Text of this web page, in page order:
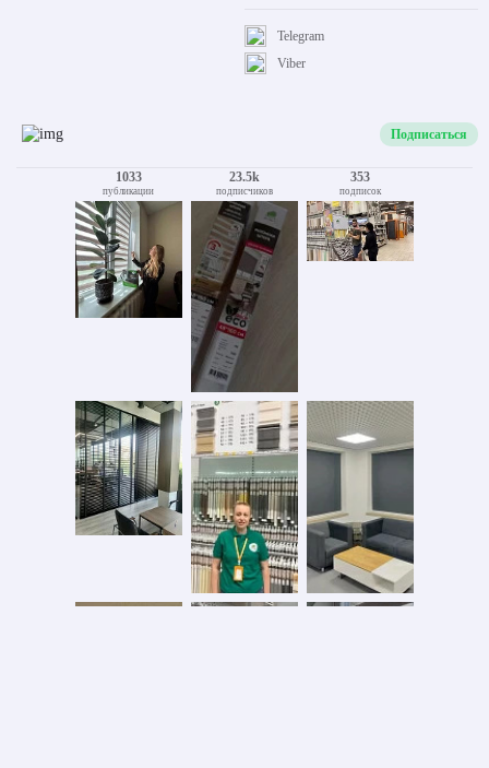
Viber
Telegram
Подписаться
1033
публикации
23.5k
подписчиков
353
подписок